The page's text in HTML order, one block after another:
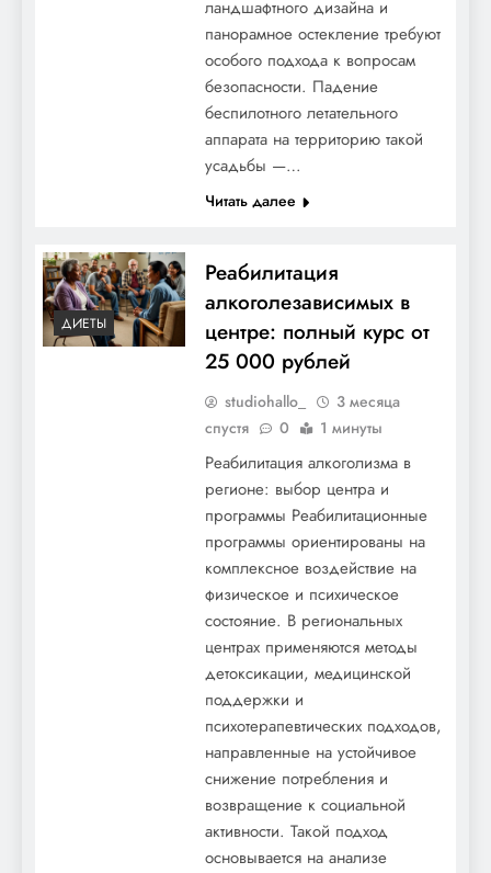
ландшафтного дизайна и
панорамное остекление требуют
особого подхода к вопросам
безопасности. Падение
беспилотного летательного
аппарата на территорию такой
усадьбы —…
Читать далее
ДИЕТЫ
Реабилитация
алкоголезависимых в
центре: полный курс от
25 000 рублей
studiohallo_
3 месяца
спустя
0 1 минуты
Реабилитация алкоголизма в
регионе: выбор центра и
программы Реабилитационные
программы ориентированы на
комплексное воздействие на
физическое и психическое
состояние. В региональных
центрах применяются методы
детоксикации, медицинской
поддержки и
психотерапевтических подходов,
направленные на устойчивое
снижение потребления и
возвращение к социальной
активности. Такой подход
основывается на анализе